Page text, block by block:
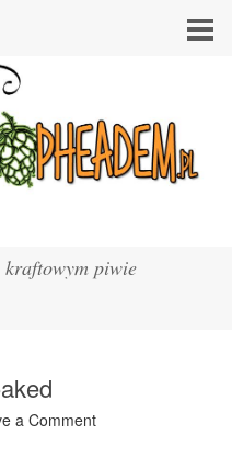
kraftowym piwie
a Comment